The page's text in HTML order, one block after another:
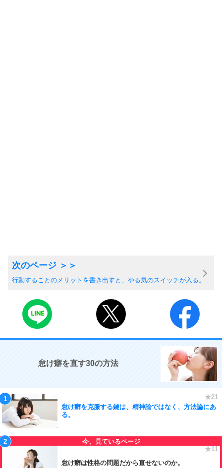
行動することのメリットを書き出すと、やる気のスイッチが入る。
怠け癖を直す30の方法
怠け癖を克服する鍵は、精神論ではなく、方法論にあ
る。
怠け癖は性格の問題だから直せないのか。